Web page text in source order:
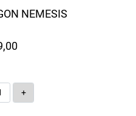
NEMESIS